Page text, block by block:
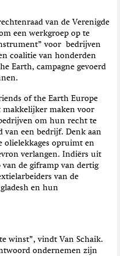
van de Verenigde
een werkgroep op te
voor bedrijven
coalitie van honderden
Earth, campagne gevoerd
of the Earth Europe
makkelijker maken voor
om hun recht te
van een bedrijf. Denk aan
olielekkages opruimt en
verlangen. Indiërs uit
van de giframp van dertig
van de
en hun
winst”, vindt Van Schaik.
ondernemen zijn